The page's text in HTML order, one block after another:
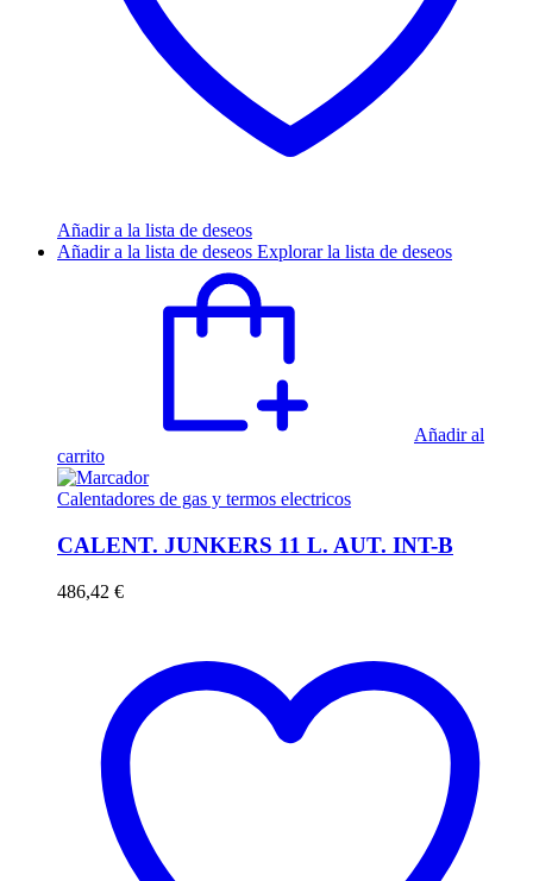
Añadir a la lista de deseos
Añadir a la lista de deseos Explorar la lista de deseos
Añadir al
carrito
Calentadores de gas y termos electricos
CALENT. JUNKERS 11 L. AUT. INT-B
486,42 €